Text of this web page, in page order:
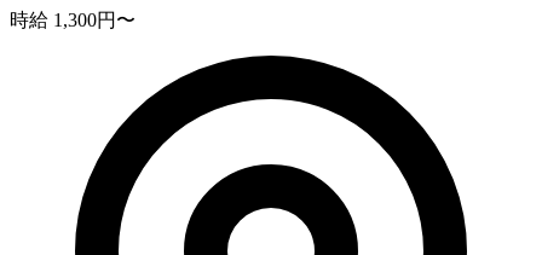
時給 1,300円〜